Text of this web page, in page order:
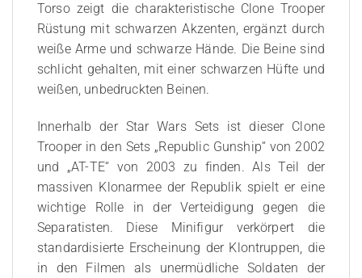
Torso zeigt die charakteristische Clone Trooper
Rüstung mit schwarzen Akzenten, ergänzt durch
weiße Arme und schwarze Hände. Die Beine sind
schlicht gehalten, mit einer schwarzen Hüfte und
weißen, unbedruckten Beinen.
Innerhalb der Star Wars Sets ist dieser Clone
Trooper in den Sets „Republic Gunship“ von 2002
und „AT-TE“ von 2003 zu finden. Als Teil der
massiven Klonarmee der Republik spielt er eine
wichtige Rolle in der Verteidigung gegen die
Separatisten. Diese Minifigur verkörpert die
standardisierte Erscheinung der Klontruppen, die
in den Filmen als unermüdliche Soldaten der